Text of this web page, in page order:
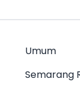
Umum
Semarang